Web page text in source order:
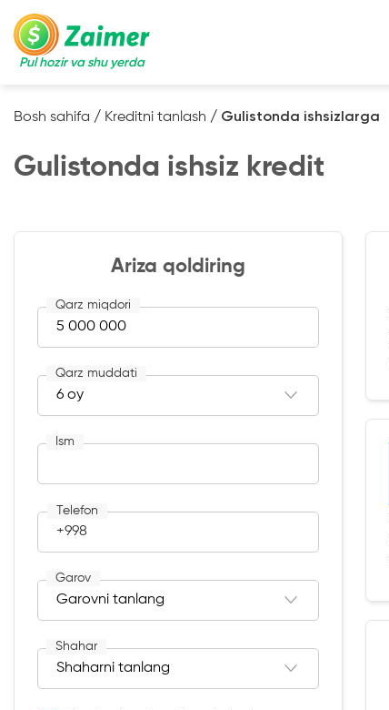
Pul hozir va shu yerda
Bosh sahifa / Kreditni tanlash / Gulistonda ishsizlarga
Gulistonda ishsiz kredit
Ariza qoldiring
Qarz miqdori
Qarz muddati
Ism
Telefon
+998
Garov
Shahar